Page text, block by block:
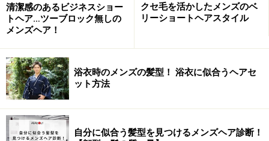
るポイントのみを施術。部分的に扱いやすく。
■ ストレートになりすぎない自然なストレート感をだ
■ カットによる骨格バランスの改善。トップは立ち上
がりが欲しいので短く設定。ボリュームが出やすく膨ら
みやすいはち周り、耳上はスライドカットによるドライ
カット（骨格による髪の膨らみや必要のない根元の立ち
上がりをタイトに整える効果は大）。
清潔感のあるビジネスショー
トヘア…ツーブロック無しの
メンズヘア！
クセ毛を活かしたメンズのベ
リーショートヘアスタイル
浴衣時のメンズの髪型！ 浴衣に似合うヘアセ
ット方法
自分に似合う髪型を見つけるメンズヘア診断！